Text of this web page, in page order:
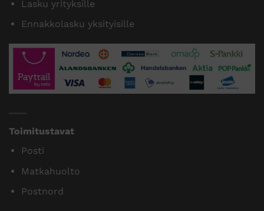
Lasku yrityksille
Ennakkolasku yksityisille
Toimitustavat
Posti
Matkahuolto
Postnord